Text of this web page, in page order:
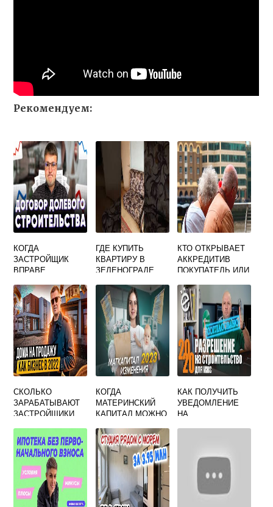
Рекомендуем:
КОГДА
ЗАСТРОЙЩИК
ВПРАВЕ
ДЕНЕЖНЫЕ
СРЕДСТВА
УЧАСТНИКОВ
ДОЛЕВОГО
СТРОИТЕЛЬСТВА
ГДЕ КУПИТЬ
КВАРТИРУ В
ЗЕЛЕНОГРАДЕ
КТО ОТКРЫВАЕТ
АККРЕДИТИВ
ПОКУПАТЕЛЬ ИЛИ
ПРОДАЖЕ
НЕДВИЖИМОСТИ
СКОЛЬКО
ЗАРАБАТЫВАЮТ
ЗАСТРОЙЩИКИ
КОГДА
МАТЕРИНСКИЙ
КАПИТАЛ МОЖНО
ДЛЯ ПОКУПКИ
ЖИЛЬЯ
КАК ПОЛУЧИТЬ
УВЕДОМЛЕНИЕ
НА